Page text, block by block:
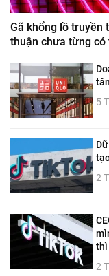
Gã khổng lồ truyền
thuận chưa từng có
5
2
thì
2